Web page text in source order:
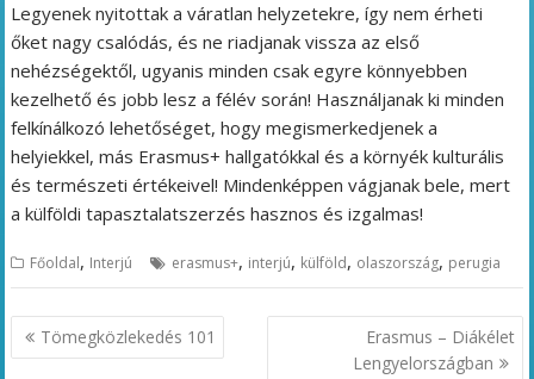
Legyenek nyitottak a váratlan helyzetekre, így nem érheti
őket nagy csalódás, és ne riadjanak vissza az első
nehézségektől, ugyanis minden csak egyre könnyebben
kezelhető és jobb lesz a félév során! Használjanak ki minden
felkínálkozó lehetőséget, hogy megismerkedjenek a
helyiekkel, más Erasmus+ hallgatókkal és a környék kulturális
és természeti értékeivel! Mindenképpen vágjanak bele, mert
a külföldi tapasztalatszerzés hasznos és izgalmas!
Főoldal, Interjú erasmus+, interjú, külföld, olaszország, perugia
Bejegyzés
navigáció
Tömegközlekedés 101
Erasmus – Diákélet
Lengyelországban